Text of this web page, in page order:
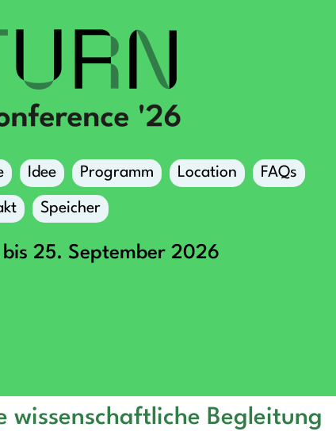
Idee Programm Location FAQs
Speicher
25. September 2026
wissenschaftliche Begleitung